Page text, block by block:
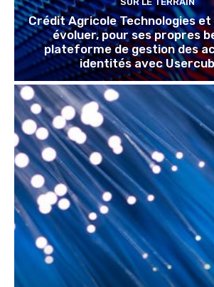
Crédit Agricole Technologies
évoluer, pour ses propres
plateforme de gestion des
identités avec